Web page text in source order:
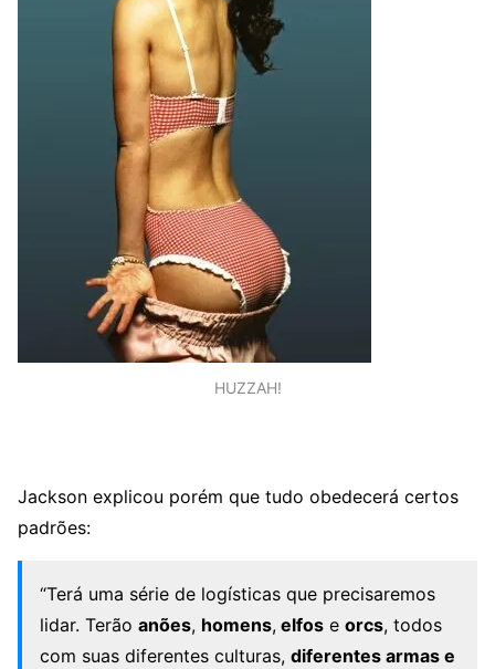
HUZZAH!
Jackson explicou porém que tudo obedecerá certos
padrões:
“Terá uma série de logísticas que precisaremos
lidar. Terão anões, homens, elfos e orcs, todos
com suas diferentes culturas, diferentes armas e